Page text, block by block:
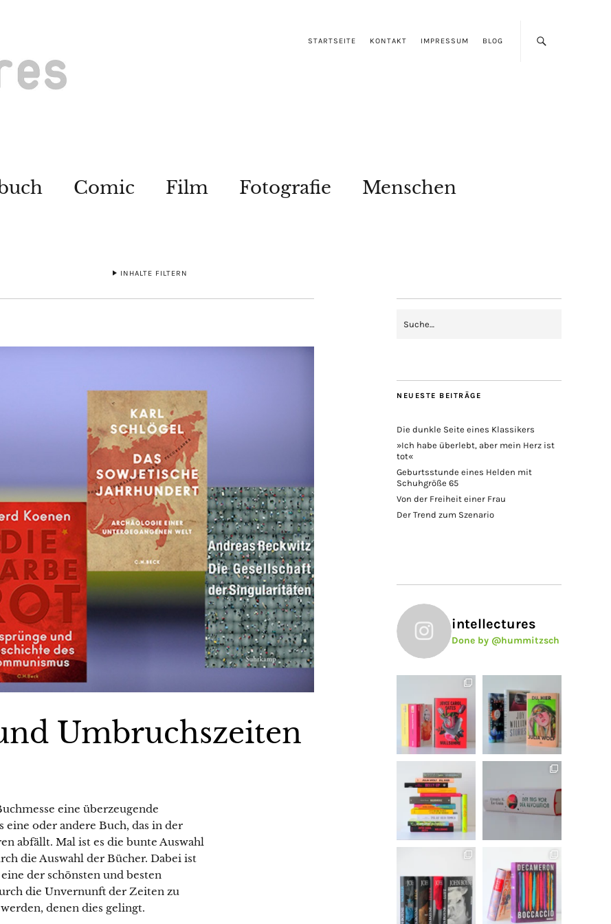
STARTSEITE KONTAKT IMPRESSUM BLOG
Comic Film Fotografie Menschen
INHALTE FILTERN
Umbruchszeiten
eine überzeugende
eine oder andere Buch, das in der
abfällt. Mal ist es die bunte Auswahl
die Auswahl der Bücher. Dabei ist
der schönsten und besten
die Unvernunft der Zeiten zu
denen dies gelingt.
NEUESTE BEITRÄGE
Die dunkle Seite eines Klassikers
»Ich habe überlebt, aber mein Herz ist
tot«
Geburtsstunde eines Helden mit
Schuhgröße 65
Von der Freiheit einer Frau
Der Trend zum Szenario
intellectures
Done by @hummitzsch